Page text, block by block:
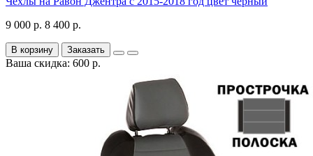
9 000 р. 8 400 р.
В корзину Заказать
Ваша скидка: 600 р.